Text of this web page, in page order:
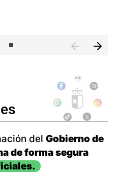
del Gobierno de
de forma segura